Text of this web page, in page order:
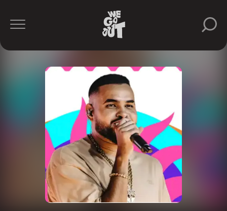
Rio
Carnaval